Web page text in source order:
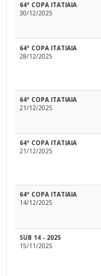
64ª COPA ITATIAIA
30/12/2025
64ª COPA ITATIAIA
28/12/2025
64ª COPA ITATIAIA
21/12/2025
64ª COPA ITATIAIA
21/12/2025
64ª COPA ITATIAIA
14/12/2025
SUB 14 - 2025
15/11/2025